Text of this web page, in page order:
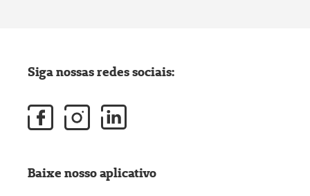
Siga nossas redes sociais:
Baixe nosso aplicativo